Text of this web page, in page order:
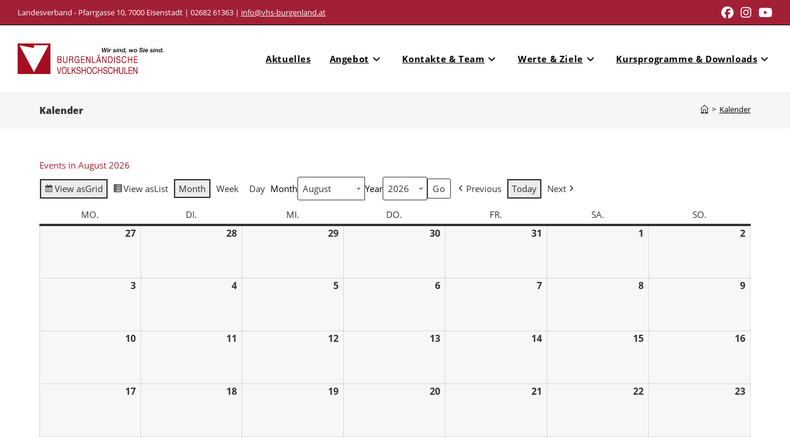
Landesverband - Pfarrgasse 10, 7000 Eisenstadt | 02682 61363 | info@vhs-burgenland.at
Aktuelles Angebot Kontakte & Team Werte & Ziele Kursprogramme & Downloads
Kalender > Kalender
Events in August 2026
View asGrid View asList Month Week Day Month Year Previous Today Next
MO. DI. MI. DO. FR. SA. SO.
27 28 29 30 31 1 2
3 4 5 6 7 8 9
10 11 12 13 14 15 16
17 18 19 20 21 22 23